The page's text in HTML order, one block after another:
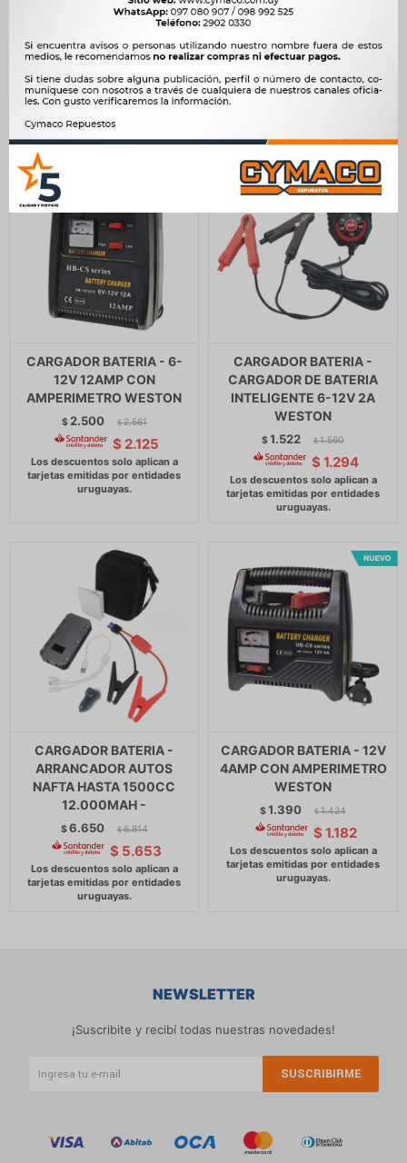
AUTO ELECTRICO 5 MTS
$6.347 $ 6.503
5.395
WESTON
$1.530
CARGADOR BATERIA - 6-
12V 12AMP CON
AMPERIMETRO WESTON
$ 2.500 $ 2.561
$ 2.125
CARGADOR BATERIA -
CARGADOR DE BATERIA
INTELIGENTE 6-12V 2A
WESTON
$1.522 $ 1.560
$ 1.294
CARGADOR BATERIA -
ARRANCADOR AUTOS
NAFTA HASTA 1500CC
12.000MAH -
$6.650 $ 6.814
$ 5.653
CARGADOR BATERIA - 12V
4AMP CON AMPERIMETRO
WESTON
$1.390 $ 1.424
$ 1.182
NEWSLETTER
¡Suscribite y recibí todas nuestras novedades!
SUSCRIBIRME